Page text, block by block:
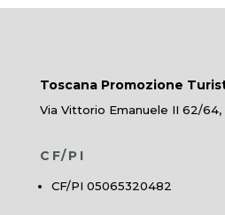
Toscana Promozione
Via Vittorio Emanuele II 62/64,
CF/PI
CF/PI 05065320482